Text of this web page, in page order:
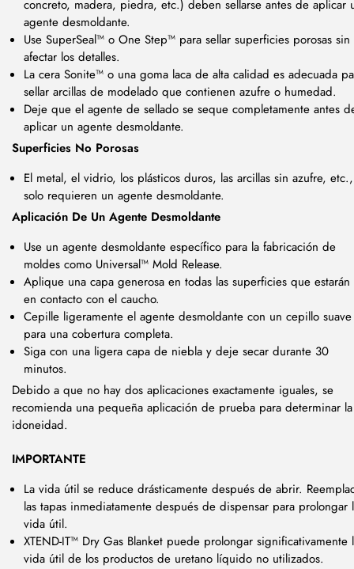
concreto, madera, piedra, etc.) deben sellarse antes de aplicar
agente desmoldante.
Use SuperSeal™ o One Step™ para sellar superficies porosas sin
afectar los detalles.
La cera Sonite™ o una goma laca de alta calidad es adecuada
sellar arcillas de modelado que contienen azufre o humedad.
Deje que el agente de sellado se seque completamente antes
aplicar un agente desmoldante.
Superficies No Porosas
El metal, el vidrio, los plásticos duros, las arcillas sin azufre, etc.,
solo requieren un agente desmoldante.
Aplicación De Un Agente Desmoldante
Use un agente desmoldante específico para la fabricación de
moldes como Universal™ Mold Release.
Aplique una capa generosa en todas las superficies que estarán
en contacto con el caucho.
Cepille ligeramente el agente desmoldante con un cepillo suave
para una cobertura completa.
Siga con una ligera capa de niebla y deje secar durante 30
minutos.
Debido a que no hay dos aplicaciones exactamente iguales, se
recomienda una pequeña aplicación de prueba para determinar la
idoneidad.
IMPORTANTE
La vida útil se reduce drásticamente después de abrir.
las tapas inmediatamente después de dispensar para prolongar
vida útil.
XTEND-IT™ Dry Gas Blanket puede prolongar significativamente
vida útil de los productos de uretano líquido no utilizados.